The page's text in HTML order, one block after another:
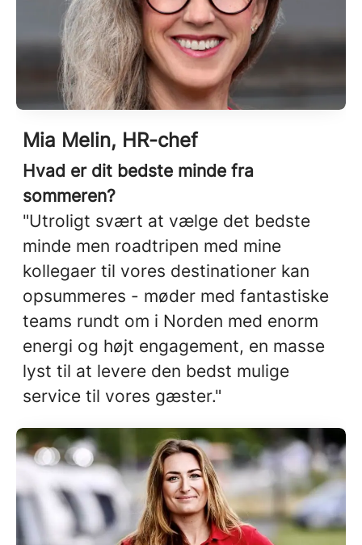
Mia Melin, HR-chef
Hvad er dit bedste minde fra
sommeren?
"Utroligt svært at vælge det bedste
minde men roadtripen med mine
kollegaer til vores destinationer kan
opsummeres - møder med fantastiske
teams rundt om i Norden med enorm
energi og højt engagement, en masse
lyst til at levere den bedst mulige
service til vores gæster."